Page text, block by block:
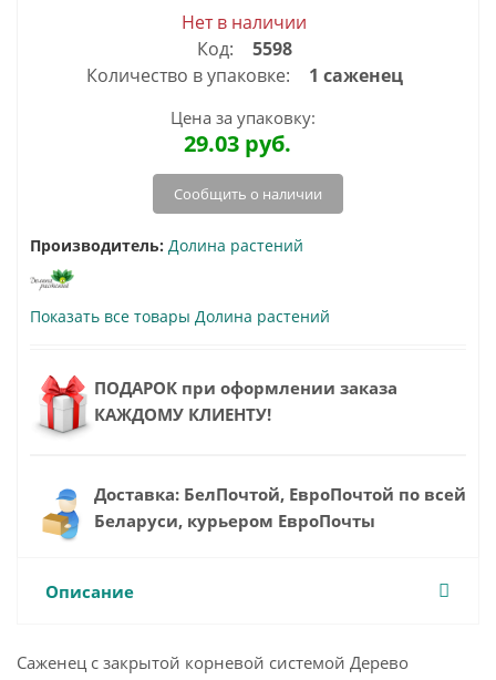
Нет в наличии
Код:
5598
Количество в упаковке:
1 саженец
Цена за упаковку:
29.03руб.
Сообщить о наличии
Производитель: Долина растений
Показать все товары Долина растений
ПОДАРОК при оформлении заказа
КАЖДОМУ КЛИЕНТУ!
Доставка: БелПочтой, ЕвроПочтой по всей
Беларуси, курьером ЕвроПочты
Описание
Саженец с закрытой корневой системой Дерево